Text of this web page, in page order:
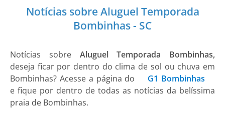
Notícias sobre Aluguel Temporada
Bombinhas - SC
Notícias sobre Aluguel Temporada Bombinhas,
deseja ficar por dentro do clima de sol ou chuva em
Bombinhas? Acesse a página do
G1 Bombinhas
e fique por dentro de todas as notícias da belíssima
praia de Bombinhas.